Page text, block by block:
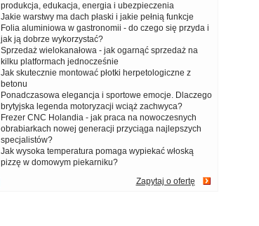
produkcja, edukacja, energia i ubezpieczenia
Jakie warstwy ma dach płaski i jakie pełnią funkcje
Folia aluminiowa w gastronomii - do czego się przyda i
jak ją dobrze wykorzystać?
Sprzedaż wielokanałowa - jak ogarnąć sprzedaż na
kilku platformach jednocześnie
Jak skutecznie montować płotki herpetologiczne z
betonu
Ponadczasowa elegancja i sportowe emocje. Dlaczego
brytyjska legenda motoryzacji wciąż zachwyca?
Frezer CNC Holandia - jak praca na nowoczesnych
obrabiarkach nowej generacji przyciąga najlepszych
specjalistów?
Jak wysoka temperatura pomaga wypiekać włoską
pizzę w domowym piekarniku?
Zapytaj o ofertę